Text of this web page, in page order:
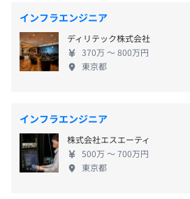
・開発ツール：Visual Studio
Android Studio、Xcode
・コミュニケーションツール：
開発部では、20～40代が活躍して
賞与実績：年2回（6月・12月）
昇格・昇給あり
最新の技術や開発手法を柔軟に
の解決を目指しています。 そう
ステムは、行政の業務効率化や
るだけでなく、住民サービスの向
会全体によい影響をもたらすこ
ことを実感できます。 わたした
利用する方々の「ありがとう」
のポジティブな変化につながっ
は、技術者としての誇りと、大
インフラエンジニア
ディリテック株式会社
370万 〜 800万円
東京都
インフラエンジニア
株式会社エスエーティ
500万 〜 700万円
東京都